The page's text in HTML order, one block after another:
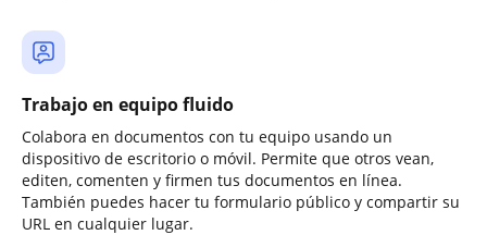
Trabajo en equipo fluido
Colabora en documentos con tu equipo usando un
dispositivo de escritorio o móvil. Permite que otros vean,
editen, comenten y firmen tus documentos en línea.
También puedes hacer tu formulario público y compartir su
URL en cualquier lugar.